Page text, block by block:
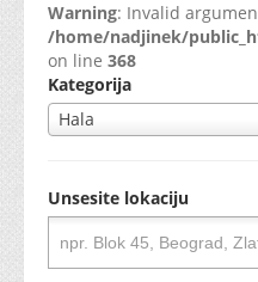
Warning: Invalid
/home/nadjinek/
on line 368
Kategorija
Hala
Unsesite lokaciju